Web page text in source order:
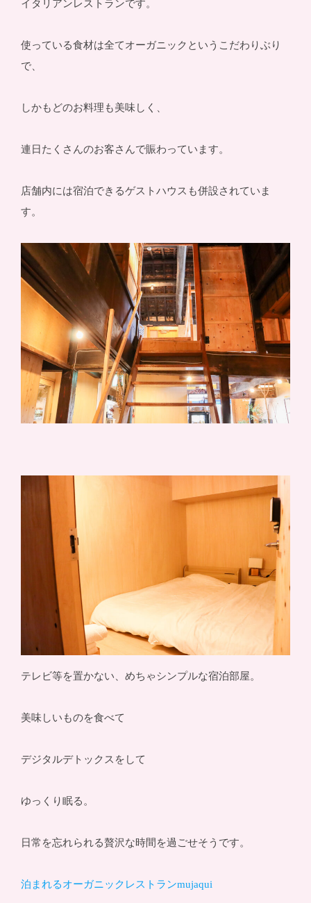
イタリアンレストランです。
使っている食材は全てオーガニックというこだわりぶり
で、
しかもどのお料理も美味しく、
連日たくさんのお客さんで賑わっています。
店舗内には宿泊できるゲストハウスも併設されていま
す。
テレビ等を置かない、めちゃシンプルな宿泊部屋。
美味しいものを食べて
デジタルデトックスをして
ゆっくり眠る。
日常を忘れられる贅沢な時間を過ごせそうです。
泊まれるオーガニックレストランmujaqui